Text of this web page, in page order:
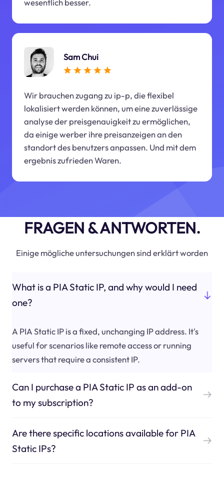
wesentlich besser.
Sam Chui
Wir brauchen zugang zu ip-p, die flexibel
lokalisiert werden können, um eine zuverlässige
analyse der preisgenauigkeit zu ermöglichen,
da einige werber ihre preisanzeigen an den
standort des benutzers anpassen. Und mit dem
ergebnis zufrieden Waren.
FRAGEN & ANTWORTEN.
Einige mögliche untersuchungen sind erklärt worden
What is a PIA Static IP, and why would I need
one?
A PIA Static IP is a fixed, unchanging IP address. It's
useful for scenarios like remote access or running
servers that require a consistent IP.
Can I purchase a PIA Static IP as an add-on
to my subscription?
Are there specific locations available for PIA
Static IPs?